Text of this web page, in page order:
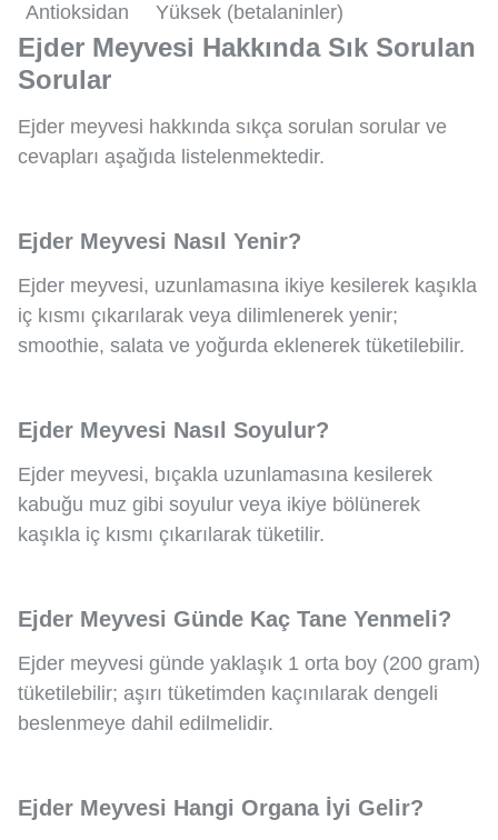
Antioksidan
Yüksek (betalaninler)
Ejder Meyvesi Hakkında Sık Sorulan
Sorular
Ejder meyvesi hakkında sıkça sorulan sorular ve
cevapları aşağıda listelenmektedir.
Ejder Meyvesi Nasıl Yenir?
Ejder meyvesi, uzunlamasına ikiye kesilerek kaşıkla
iç kısmı çıkarılarak veya dilimlenerek yenir;
smoothie, salata ve yoğurda eklenerek tüketilebilir.
Ejder Meyvesi Nasıl Soyulur?
Ejder meyvesi, bıçakla uzunlamasına kesilerek
kabuğu muz gibi soyulur veya ikiye bölünerek
kaşıkla iç kısmı çıkarılarak tüketilir.
Ejder Meyvesi Günde Kaç Tane Yenmeli?
Ejder meyvesi günde yaklaşık 1 orta boy (200 gram)
tüketilebilir; aşırı tüketimden kaçınılarak dengeli
beslenmeye dahil edilmelidir.
Ejder Meyvesi Hangi Organa İyi Gelir?